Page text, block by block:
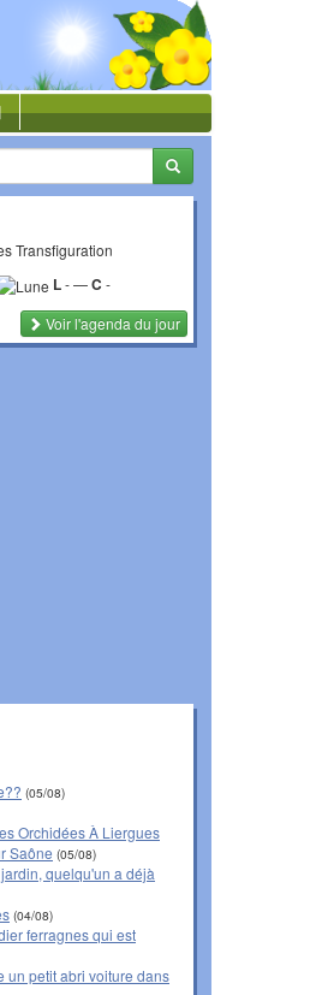
Transfiguration
L-—C-
Voir l'agenda du jour
(05/08)
Orchidées À Liergues
Saône (05/08)
quelqu'un a déjà
(04/08)
ferragnes qui est
un petit abri voiture dans